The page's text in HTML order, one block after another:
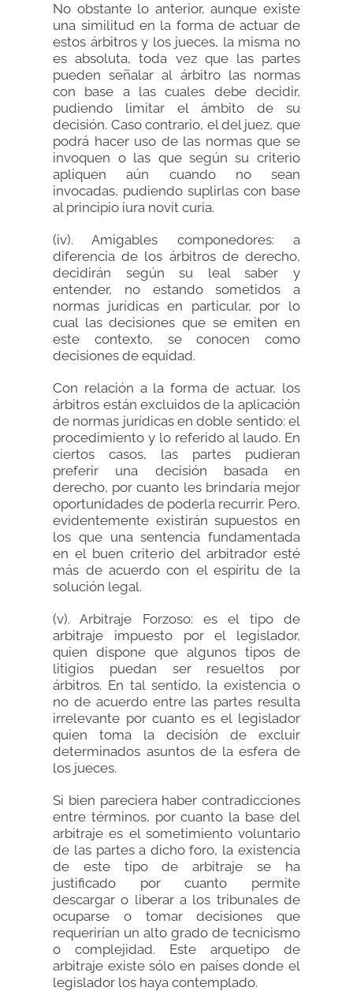
No obstante lo anterior, aunque existe
una similitud en la forma de actuar de
estos árbitros y los jueces, la misma no
es absoluta, toda vez que las partes
pueden señalar al árbitro las normas
con base a las cuales debe decidir,
pudiendo limitar el ámbito de su
decisión. Caso contrario, el del juez, que
podrá hacer uso de las normas que se
invoquen o las que según su criterio
apliquen aún cuando no sean
invocadas, pudiendo suplirlas con base
al principio iura novit curia.
(iv). Amigables componedores: a
diferencia de los árbitros de derecho,
decidirán según su leal saber y
entender, no estando sometidos a
normas jurídicas en particular, por lo
cual las decisiones que se emiten en
este contexto, se conocen como
decisiones de equidad.
Con relación a la forma de actuar, los
árbitros están excluidos de la aplicación
de normas jurídicas en doble sentido: el
procedimiento y lo referido al laudo. En
ciertos casos, las partes pudieran
preferir una decisión basada en
derecho, por cuanto les brindaría mejor
oportunidades de poderla recurrir. Pero,
evidentemente existirán supuestos en
los que una sentencia fundamentada
en el buen criterio del arbitrador esté
más de acuerdo con el espíritu de la
solución legal.
(v). Arbitraje Forzoso: es el tipo de
arbitraje impuesto por el legislador,
quien dispone que algunos tipos de
litigios puedan ser resueltos por
árbitros. En tal sentido, la existencia o
no de acuerdo entre las partes resulta
irrelevante por cuanto es el legislador
quien toma la decisión de excluir
determinados asuntos de la esfera de
los jueces.
Si bien pareciera haber contradicciones
entre términos, por cuanto la base del
arbitraje es el sometimiento voluntario
de las partes a dicho foro, la existencia
de este tipo de arbitraje se ha
justificado por cuanto permite
descargar o liberar a los tribunales de
ocuparse o tomar decisiones que
requerirían un alto grado de tecnicismo
o complejidad. Este arquetipo de
arbitraje existe sólo en países donde el
legislador los haya contemplado.